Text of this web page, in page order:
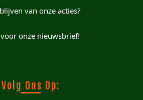
van onze acties?
onze nieuwsbrief!
Volg Ons Op: